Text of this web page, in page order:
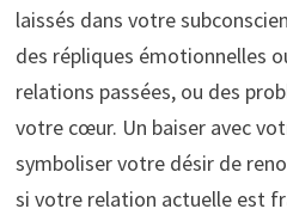
laissés dans votre
des répliques émotionnelles
relations passées, ou des
votre cœur. Un baiser avec
symboliser votre désir de
si votre relation actuelle est